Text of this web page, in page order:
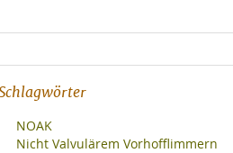
NOAK
Nicht Valvulärem Vorhofflimmern